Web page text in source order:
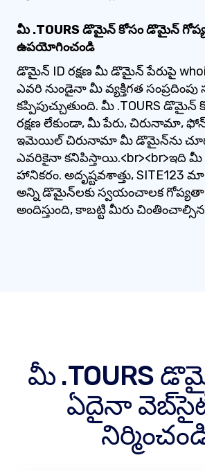
మీ .TOURS డొమైన్ కోసం డొమైన్
ఉపయోగించండి
డొమైన్ ID రక్షణ మీ డొమైన్ పేరుపై
ఎవరి నుండైనా మీ వ్యక్తిగత
కప్పిపుచ్చుతుంది. మీ .TOURS
రక్షణ లేకుండా, మీ పేరు, చిరునామా,
ఇమెయిల్ చిరునామా మీ డొమైన్‌ను
ఎవరికైనా కనిపిస్తాయి.<br><br>ఇది
హానికరం. అదృష్టవశాత్తు, SITE123
అన్ని డొమైన్‌లకు స్వయంచాలక గోప్యతా
అందిస్తుంది, కాబట్టి మీరు
మీ .TOURS
ఏదైనా